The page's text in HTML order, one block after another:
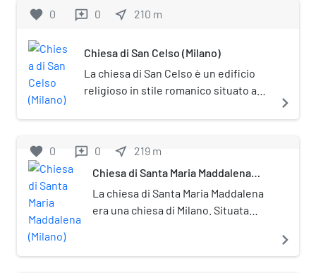
dell'Architettura rinascimentale a
Milano; la sua facciata è un capolavoro
favorite 0 reviews 0 near_me 210 m
Chiesa di San Celso (Milano)
La chiesa di San Celso è un edificio
religioso in stile romanico situato a
Maria presso San Celso.
navigate_next
favorite 0 reviews 0 near_me 219 m
Chiesa di Santa Maria Maddalena
La chiesa di Santa Maria Maddalena
era una chiesa di Milano. Situata
convento nel 1798.
navigate_next